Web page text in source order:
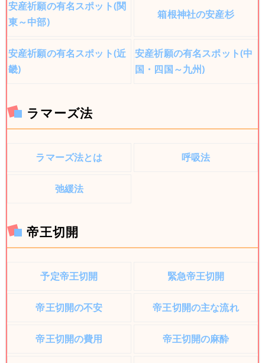
安産祈願の有名スポット(関
東～中部)
箱根神社の安産杉
安産祈願の有名スポット(近
畿)
安産祈願の有名スポット(中
国・四国～九州)
ラマーズ法
ラマーズ法とは 呼吸法
弛緩法
帝王切開
予定帝王切開 緊急帝王切開
帝王切開の不安 帝王切開の主な流れ
帝王切開の費用 帝王切開の麻酔